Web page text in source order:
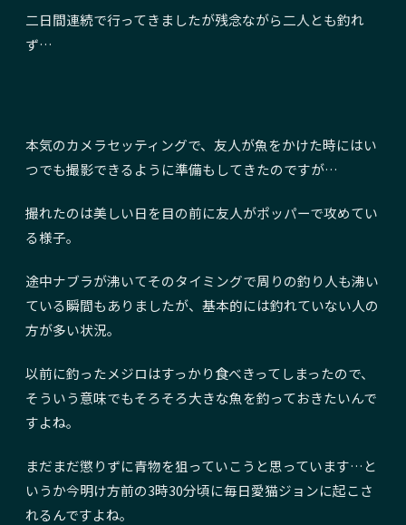
二日間連続で行ってきましたが残念ながら二人とも釣れ
ず…
本気のカメラセッティングで、友人が魚をかけた時にはい
つでも撮影できるように準備もしてきたのですが…
撮れたのは美しい日を目の前に友人がポッパーで攻めてい
る様子。
途中ナブラが沸いてそのタイミングで周りの釣り人も沸い
ている瞬間もありましたが、基本的には釣れていない人の
方が多い状況。
以前に釣ったメジロはすっかり食べきってしまったので、
そういう意味でもそろそろ大きな魚を釣っておきたいんで
すよね。
まだまだ懲りずに青物を狙っていこうと思っています…と
いうか今明け方前の3時30分頃に毎日愛猫ジョンに起こさ
れるんですよね。